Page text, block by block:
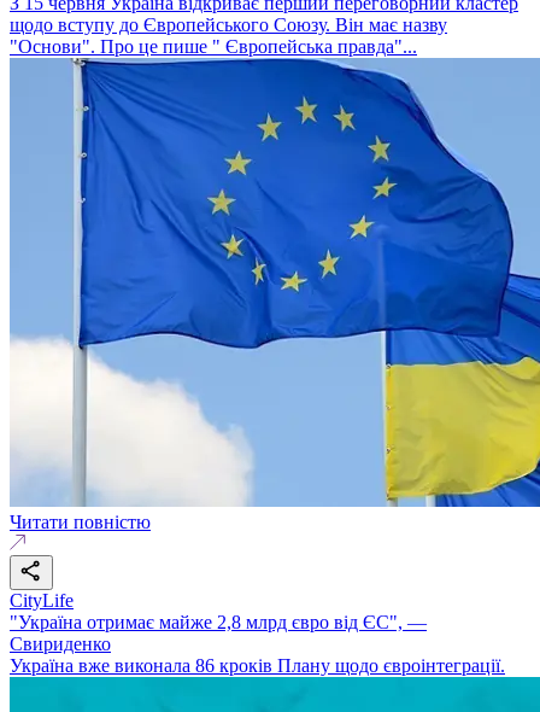
щодо вступу до Європейського Союзу. Він має назву
"Основи". Про це пише " Європейська правда"...
Читати повністю
CityLife
"Україна отримає майже 2,8 млрд євро від ЄС", —
Свириденко
Україна вже виконала 86 кроків Плану щодо євроінтеграції.